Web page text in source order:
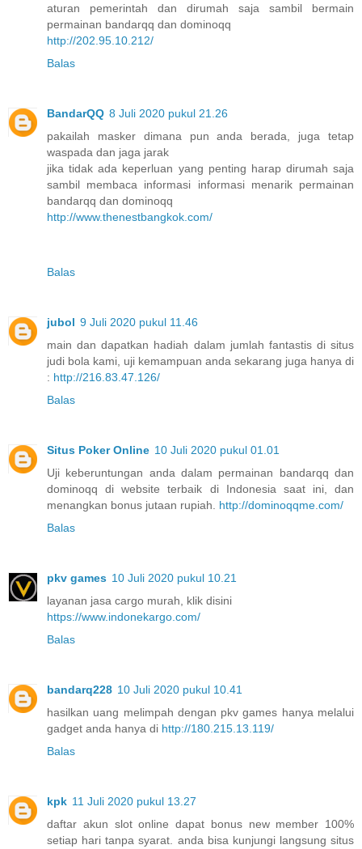
aturan pemerintah dan dirumah saja sambil bermain
permainan bandarqq dan dominoqq
http://202.95.10.212/
Balas
BandarQQ 8 Juli 2020 pukul 21.26
pakailah masker dimana pun anda berada, juga tetap
waspada dan jaga jarak
jika tidak ada keperluan yang penting harap dirumah saja
sambil membaca informasi informasi menarik permainan
bandarqq dan dominoqq
http://www.thenestbangkok.com/
Balas
jubol 9 Juli 2020 pukul 11.46
main dan dapatkan hadiah dalam jumlah fantastis di situs
judi bola kami, uji kemampuan anda sekarang juga hanya di
: http://216.83.47.126/
Balas
Situs Poker Online 10 Juli 2020 pukul 01.01
Uji keberuntungan anda dalam permainan bandarqq dan
dominoqq di website terbaik di Indonesia saat ini, dan
menangkan bonus jutaan rupiah. http://dominoqqme.com/
Balas
pkv games 10 Juli 2020 pukul 10.21
layanan jasa cargo murah, klik disini
https://www.indonekargo.com/
Balas
bandarq228 10 Juli 2020 pukul 10.41
hasilkan uang melimpah dengan pkv games hanya melalui
gadget anda hanya di http://180.215.13.119/
Balas
kpk 11 Juli 2020 pukul 13.27
daftar akun slot online dapat bonus new member 100%
setiap hari tanpa syarat. anda bisa kunjungi langsung situs